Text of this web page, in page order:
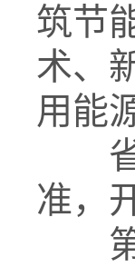
筑节
术、
用能
省
准，
第